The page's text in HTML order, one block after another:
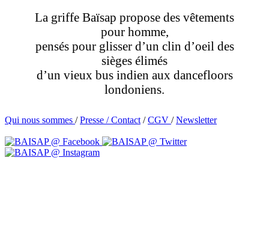
La griffe Baïsap propose des vêtements
pour homme,
pensés pour glisser d’un clin d’oeil des
sièges élimés
d’un vieux bus indien aux dancefloors
londoniens.
Qui nous sommes /Presse /Contact /CGV /Newsletter